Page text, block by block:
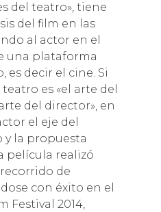
del teatro», tiene
del film en las
al actor en el
una plataforma
es decir el cine. Si
es «el arte del
del director», en
el eje del
y la propuesta
película realizó
de
con éxito en el
Festival 2014,